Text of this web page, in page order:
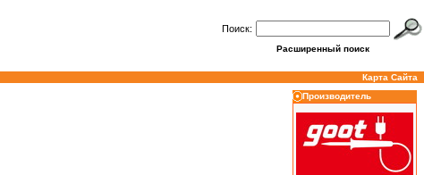
Поиск:
Расширенный поиск
Карта Сайта
Производитель